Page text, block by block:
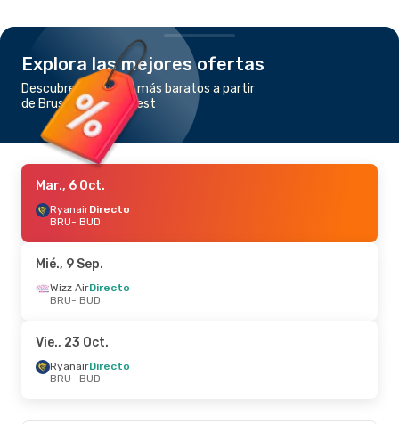
Explora las mejores ofertas
Descubre los vuelos más baratos a partir
de Bruselas a Budapest
Mar., 6 Oct.
RyanairDirecto
BRU- BUD
Mié., 9 Sep.
Wizz AirDirecto
BRU- BUD
Vie., 23 Oct.
RyanairDirecto
BRU- BUD